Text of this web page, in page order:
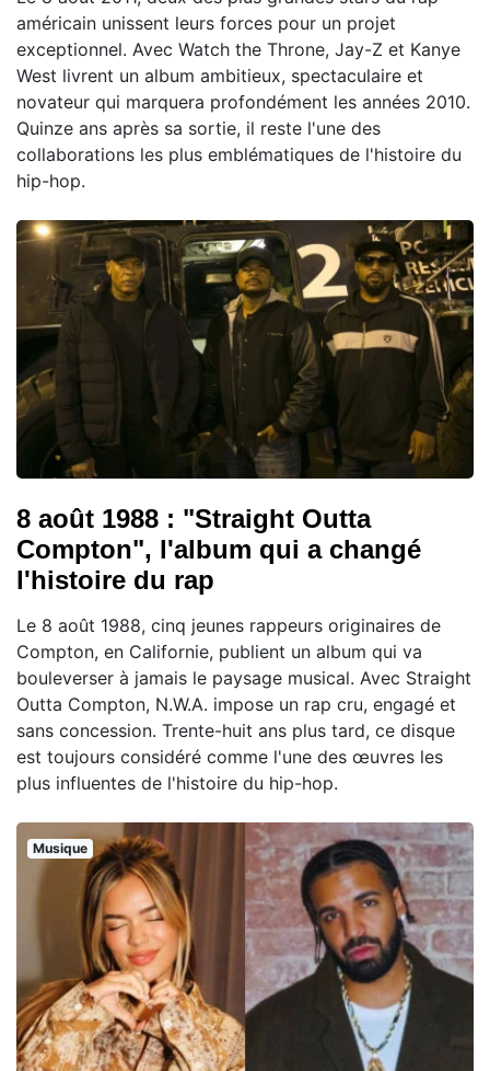
américain unissent leurs forces pour un projet
exceptionnel. Avec Watch the Throne, Jay-Z et Kanye
West livrent un album ambitieux, spectaculaire et
novateur qui marquera profondément les années 2010.
Quinze ans après sa sortie, il reste l'une des
collaborations les plus emblématiques de l'histoire du
hip-hop.
8 août 1988 : "Straight Outta
Compton", l'album qui a changé
l'histoire du rap
Le 8 août 1988, cinq jeunes rappeurs originaires de
Compton, en Californie, publient un album qui va
bouleverser à jamais le paysage musical. Avec Straight
Outta Compton, N.W.A. impose un rap cru, engagé et
sans concession. Trente-huit ans plus tard, ce disque
est toujours considéré comme l'une des œuvres les
plus influentes de l'histoire du hip-hop.
Musique